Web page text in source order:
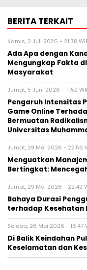
BERITA TERKAIT
Kamis, 2 Juli 2026 - 21:38
Ada Apa dengan
Mengungkap Fakta
Masyarakat
Jumat, 5 Juni 2026 - 11:52
Pengaruh Intensitas
Game Online
Bermuatan
Universitas
Jumat, 29 Mei 2026 - 22:56
Menguatkan
Bertingkat:
Jumat, 29 Mei 2026 - 22:42
Bahaya Durasi
terhadap Kesehatan
Selasa, 26 Mei 2026 - 16:47
Di Balik Keindahan
Keselamatan dan